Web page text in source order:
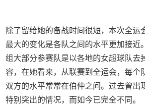
除了留给她的备战时间很短，本次全运
最大的变化是各队之间的水平更加接近
组大部分参赛队是以各地的女超球队去
容，在她看来，从联赛到全运会，每个
双方的水平常常在伯仲之间。过去曾出
特别突出的情况，而如今已完全不同。